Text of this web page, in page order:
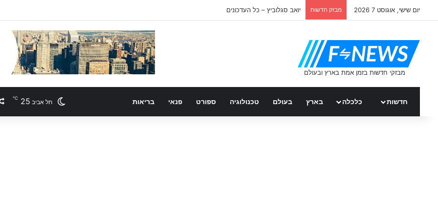
יום שישי, אוגוסט 7 2026 מבזק חדשות יואב סגלוביץ – כל העדכונים
חדשות כלכלה בארץ בעולם טכנולוגיה ספורט פנאי בריאות תל אביב 25
℃